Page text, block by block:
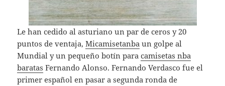
Le han cedido al asturiano un par de ceros y 20
puntos de ventaja,Micamisetanba un golpe al
Mundial y un pequeño botín paracamisetas nba
baratas Fernando Alonso. Fernando Verdasco fue el
primer español en pasar a segunda ronda de